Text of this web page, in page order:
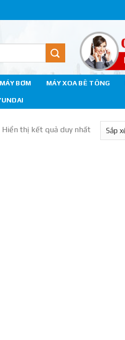
MÁY BƠM MÁY XOA BÊ TÔNG
Hiển thị kết quả duy nhất